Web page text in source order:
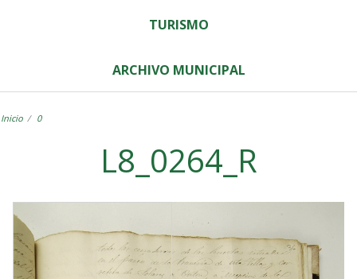
TURISMO
ARCHIVO MUNICIPAL
Inicio 0
L8_0264_R